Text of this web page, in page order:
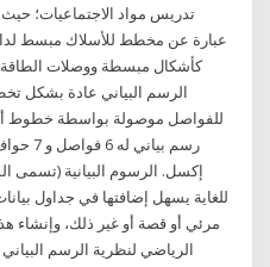
تدريس مواد الاجتماعيات؛
عبارة عن مخطط للأسلاك مبسط
كأشكال مبسطة ووصلات الطاقة
الرسم البياني عادة بشكل
للفواصل موصولة بواسطة خطوط
رسم
إكسل. الرسوم البيانية (تسمى
للغاية يسهل إضافتها في جداول
مرئي أو قصة أو غير ذلك، وإنشاء
الرياضي لنظرية الرسم